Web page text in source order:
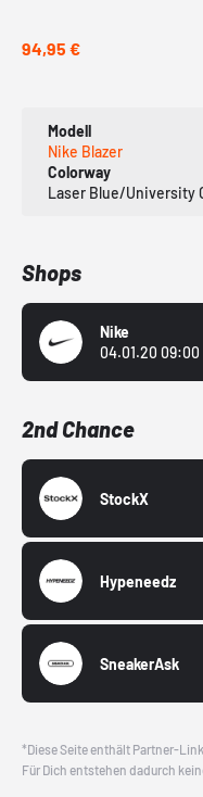
94,95 €
Modell
Nike Blazer
Colorway
Laser Blue/University
Shops
Nike
04.01.20 09:00
2nd Chance
StockX
Hypeneedz
SneakerAsk
*Diese Seite enthält Partner-
Für Dich entstehen dadurch